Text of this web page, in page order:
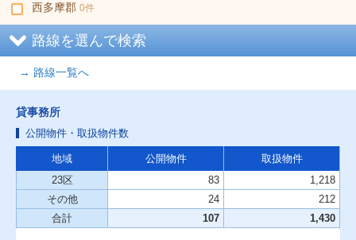
西多摩郡 0件
路線を選んで検索
→ 路線一覧へ
貸事務所
公開物件・取扱物件数
地域 公開物件
取扱物件
23区
83
1,218
その他
24
212
合計
107 1,430